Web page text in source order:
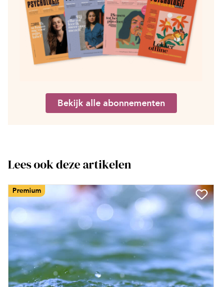
Bekijk alle abonnementen
Lees ook deze artikelen
Premium